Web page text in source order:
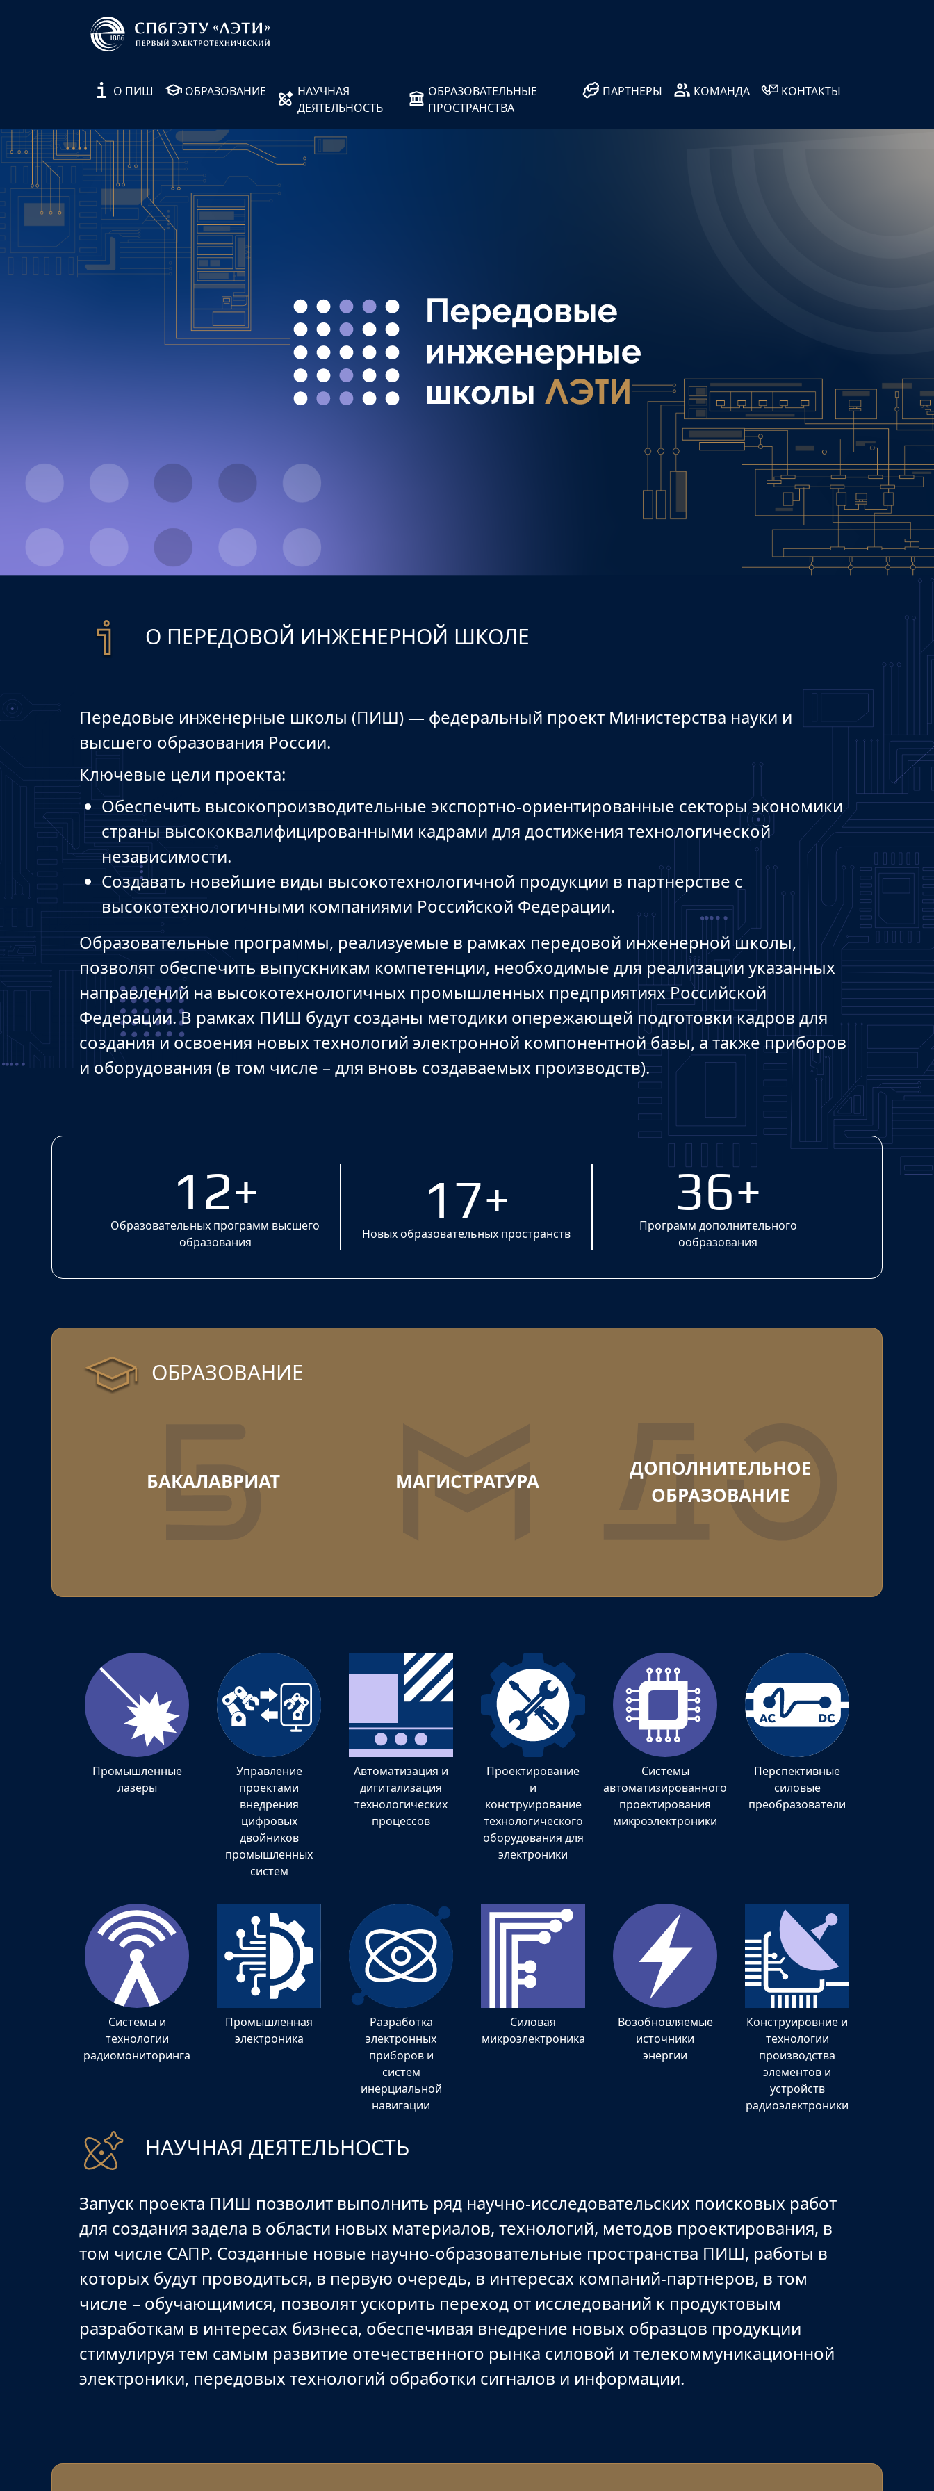
О ПИШ ОБРАЗОВАНИЕ
НАУЧНАЯ
ДЕЯТЕЛЬНОСТЬ
ОБРАЗОВАТЕЛЬНЫЕ
ПРОСТРАНСТВА
ПАРТНЕРЫ КОМАНДА КОНТАКТЫ
О ПЕРЕДОВОЙ ИНЖЕНЕРНОЙ ШКОЛЕ
Передовые инженерные школы (ПИШ) ― федеральный проект Министерства науки и
высшего образования России.
Ключевые цели проекта:
Обеспечить высокопроизводительные экспортно-ориентированные секторы экономики
страны высококвалифицированными кадрами для достижения технологической
независимости.
Создавать новейшие виды высокотехнологичной продукции в партнерстве с
высокотехнологичными компаниями Российской Федерации.
Образовательные программы, реализуемые в рамках передовой инженерной школы,
позволят обеспечить выпускникам компетенции, необходимые для реализации указанных
направлений на высокотехнологичных промышленных предприятиях Российской
Федерации. В рамках ПИШ будут созданы методики опережающей подготовки кадров для
создания и освоения новых технологий электронной компонентной базы, а также приборов
и оборудования (в том числе – для вновь создаваемых производств).
12+
Образовательных программ высшего
образования
17+
Новых образовательных пространств
36+
Программ дополнительного
ообразования
ОБРАЗОВАНИЕ
БАКАЛАВРИАТ МАГИСТРАТУРА
ДОПОЛНИТЕЛЬНОЕ
ОБРАЗОВАНИЕ
Промышленные
лазеры
Управление
проектами
внедрения
цифровых
двойников
промышленных
систем
Автоматизация и
дигитализация
технологических
процессов
Проектирование
и
конструирование
технологического
оборудования для
электроники
Системы
автоматизированного
проектирования
микроэлектроники
Перспективные
силовые
преобразователи
Системы и
технологии
радиомониторинга
Промышленная
электроника
Разработка
электронных
приборов и
систем
инерциальной
навигации
Силовая
микроэлектроника
Возобновляемые
источники
энергии
Конструировние и
технологии
производства
элементов и
устройств
радиоэлектроники
НАУЧНАЯ ДЕЯТЕЛЬНОСТЬ
Запуск проекта ПИШ позволит выполнить ряд научно-исследовательских поисковых работ
для создания задела в области новых материалов, технологий, методов проектирования, в
том числе САПР. Созданные новые научно-образовательные пространства ПИШ, работы в
которых будут проводиться, в первую очередь, в интересах компаний-партнеров, в том
числе – обучающимися, позволят ускорить переход от исследований к продуктовым
разработкам в интересах бизнеса, обеспечивая внедрение новых образцов продукции
стимулируя тем самым развитие отечественного рынка силовой и телекоммуникационной
электроники, передовых технологий обработки сигналов и информации.